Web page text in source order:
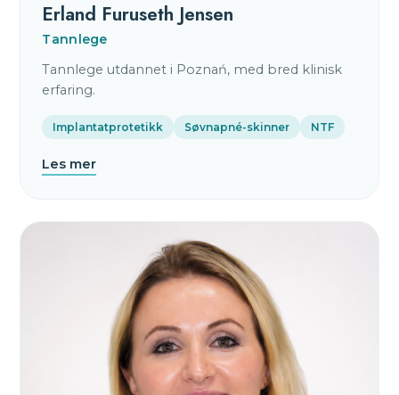
Erland Furuseth Jensen
Tannlege
Tannlege utdannet i Poznań, med bred klinisk
erfaring.
Implantatprotetikk Søvnapné-skinner NTF
Les mer